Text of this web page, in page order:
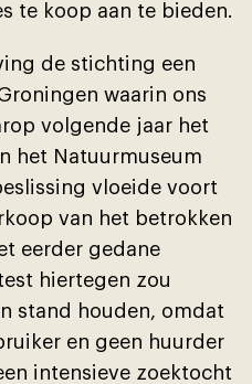
te koop aan te bieden.
de stichting een
waarin ons
volgende jaar het
het Natuurmuseum
vloeide voort
van het betrokken
eerder gedane
hiertegen zou
stand houden, omdat
en geen huurder
intensieve zoektocht